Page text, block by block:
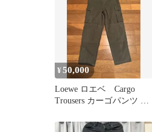
H616Y1AX21 ブラウン L
¥50,000
Loewe ロエベ Cargo
Trousers カーゴパンツ カ